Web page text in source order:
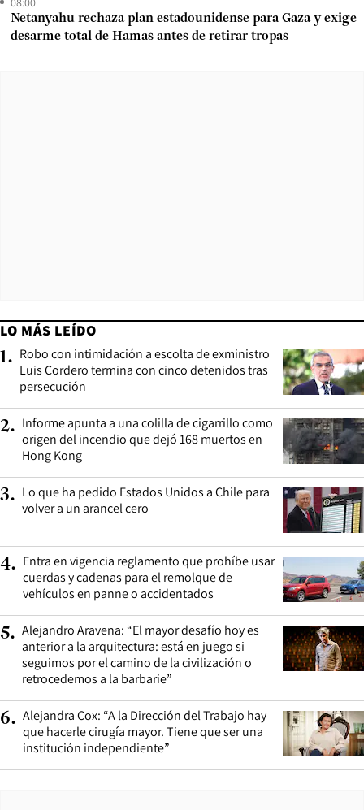
Netanyahu rechaza plan estadounidense para Gaza y exige
desarme total de Hamas antes de retirar tropas
LO MÁS LEÍDO
1. Robo con intimidación a escolta de exministro
Luis Cordero termina con cinco detenidos tras
persecución
2. Informe apunta a una colilla de cigarrillo como
origen del incendio que dejó 168 muertos en
Hong Kong
3. Lo que ha pedido Estados Unidos a Chile para
volver a un arancel cero
4. Entra en vigencia reglamento que prohíbe usar
cuerdas y cadenas para el remolque de
vehículos en panne o accidentados
5. Alejandro Aravena: “El mayor desafío hoy es
anterior a la arquitectura: está en juego si
seguimos por el camino de la civilización o
retrocedemos a la barbarie”
6. Alejandra Cox: “A la Dirección del Trabajo hay
que hacerle cirugía mayor. Tiene que ser una
institución independiente”